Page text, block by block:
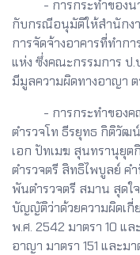
- การกระทำของนา
กับกรณีอนุมัติให้สำนักง
การจัดจ้างอาคารที่ทำก
แห่ง ซึ่งคณะกรรมการ ป.
มีมูลความผิดทางอาญา
- การกระทำของคณ
ตำรวจโท ธีรยุทธ กิติวัฒ
เอก ปัทเมฆ สุนทรานุยุ
ตำรวจตรี สิทธิไพบูลย์
พันตำรวจตรี สมาน สุดใ
บัญญัติว่าด้วยความผิดเกี่
พ.ศ. 2542 มาตรา 10 แ
อาญา มาตรา 151 และม